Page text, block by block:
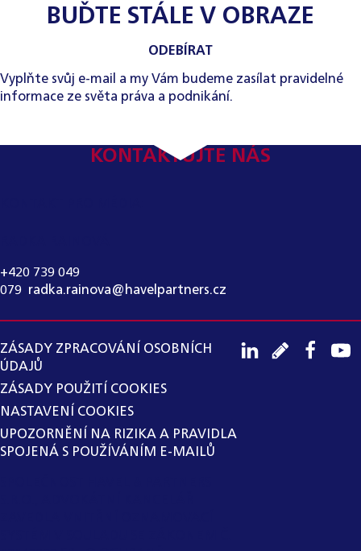
BUĎTE STÁLE V OBRAZE
ODEBÍRAT
Vyplňte svůj e-mail a my Vám budeme zasílat pravidelné
informace ze světa práva a podnikání.
KONTAKTUJTE NÁS
+420 739 049
079 radka.rainova@havelpartners.cz
ZÁSADY ZPRACOVÁNÍ OSOBNÍCH
ÚDAJŮ
ZÁSADY POUŽITÍ COOKIES
NASTAVENÍ COOKIES
UPOZORNĚNÍ NA RIZIKA A PRAVIDLA
SPOJENÁ S POUŽÍVÁNÍM E-MAILŮ